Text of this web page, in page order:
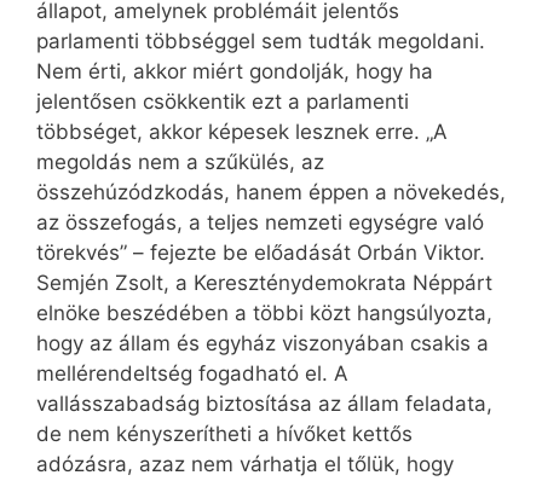
állapot, amelynek problémáit jelentős
parlamenti többséggel sem tudták megoldani.
Nem érti, akkor miért gondolják, hogy ha
jelentősen csökkentik ezt a parlamenti
többséget, akkor képesek lesznek erre. „A
megoldás nem a szűkülés, az
összehúzódzkodás, hanem éppen a növekedés,
az összefogás, a teljes nemzeti egységre való
törekvés” – fejezte be előadását Orbán Viktor.
Semjén Zsolt, a Kereszténydemokrata Néppárt
elnöke beszédében a többi közt hangsúlyozta,
hogy az állam és egyház viszonyában csakis a
mellérendeltség fogadható el. A
vallásszabadság biztosítása az állam feladata,
de nem kényszerítheti a hívőket kettős
adózásra, azaz nem várhatja el tőlük, hogy